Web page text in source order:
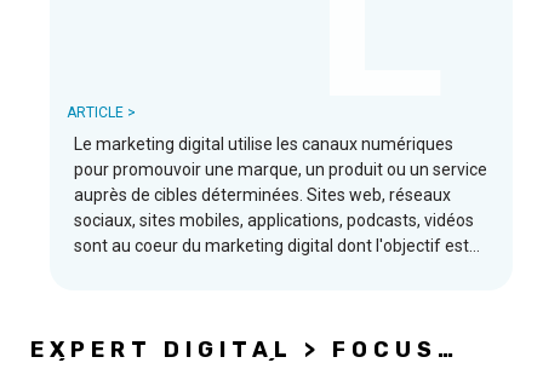
ARTICLE >
Le marketing digital utilise les canaux numériques
pour promouvoir une marque, un produit ou un service
auprès de cibles déterminées. Sites web, réseaux
sociaux, sites mobiles, applications, podcasts, vidéos
sont au coeur du marketing digital dont l'objectif est
EXPERT DIGITAL > FOCUS